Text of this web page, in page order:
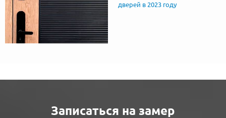
дверей в 2023 году
Записаться на замер